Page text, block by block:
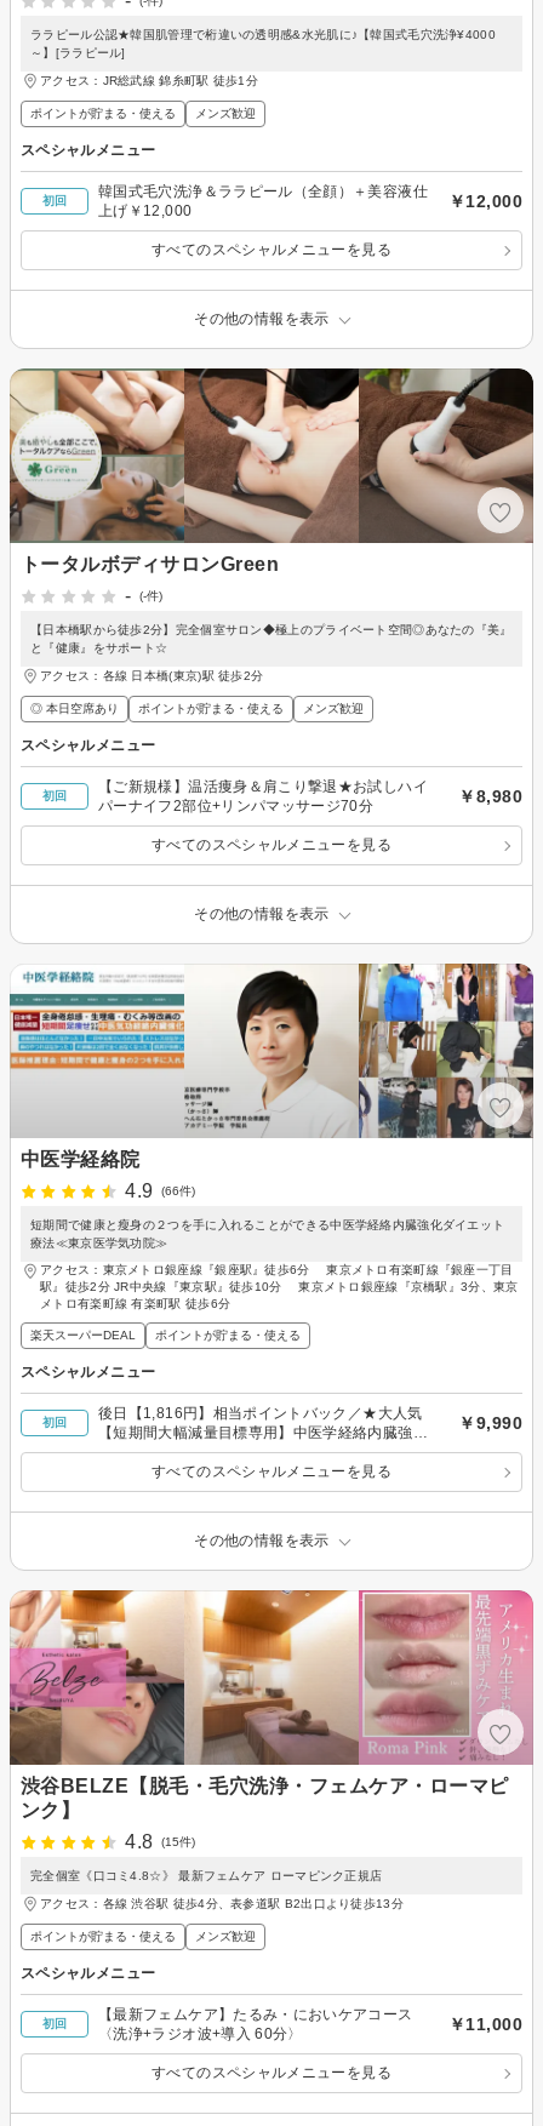
ララピール公認★韓国肌管理で桁違いの透明感&水光肌に♪【韓国式毛穴洗浄¥4000
～】[ララピール]
アクセス：JR総武線 錦糸町駅 徒歩1分
ポイントが貯まる・使える メンズ歓迎
スペシャルメニュー
初回
韓国式毛穴洗浄＆ララピール（全顔）＋美容液仕
上げ￥12,000
￥12,000
すべてのスペシャルメニューを見る
その他の情報を表示
トータルボディサロンGreen
-
(-件)
【日本橋駅から徒歩2分】完全個室サロン◆極上のプライベート空間◎あなたの『美』
と『健康』をサポート☆
アクセス：各線 日本橋(東京)駅 徒歩2分
◎ 本日空席あり ポイントが貯まる・使える メンズ歓迎
スペシャルメニュー
初回
【ご新規様】温活痩身＆肩こり撃退★お試しハイ
パーナイフ2部位+リンパマッサージ70分
￥8,980
すべてのスペシャルメニューを見る
その他の情報を表示
中医学経絡院
4.9
(66件)
短期間で健康と瘦身の２つを手に入れることができる中医学経絡内臓強化ダイエット
療法≪東京医学気功院≫
アクセス：東京メトロ銀座線『銀座駅』徒歩6分 東京メトロ有楽町線『銀座一丁目
駅』徒歩2分 JR中央線『東京駅』徒歩10分 東京メトロ銀座線『京橋駅』3分、東京
メトロ有楽町線 有楽町駅 徒歩6分
楽天スーパーDEAL ポイントが貯まる・使える
スペシャルメニュー
初回
後日【1,816円】相当ポイントバック／★大人気
【短期間大幅減量目標専用】中医学経絡内臓強化
&痩身両立療法＋骨盤矯正or小顔矯正女性初回
￥9,990
すべてのスペシャルメニューを見る
その他の情報を表示
渋谷BELZE【脱毛・毛穴洗浄・フェムケア・ローマピ
ンク】
4.8
(15件)
完全個室《口コミ4.8☆》 最新フェムケア ローマピンク正規店
アクセス：各線 渋谷駅 徒歩4分、表参道駅 B2出口より徒歩13分
ポイントが貯まる・使える メンズ歓迎
スペシャルメニュー
初回
【最新フェムケア】たるみ・においケアコース
〈洗浄+ラジオ波+導入 60分〉
￥11,000
すべてのスペシャルメニューを見る